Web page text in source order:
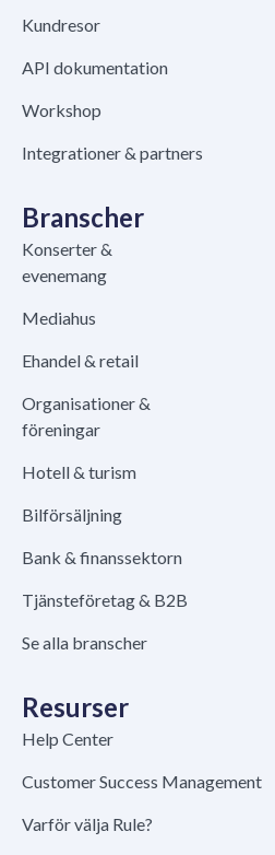
Kundresor
API dokumentation
Workshop
Integrationer & partners
Branscher
Konserter &
evenemang
Mediahus
Ehandel & retail
Organisationer &
föreningar
Hotell & turism
Bilförsäljning
Bank & finanssektorn
Tjänsteföretag & B2B
Se alla branscher
Resurser
Help Center
Customer Success Management
Varför välja Rule?